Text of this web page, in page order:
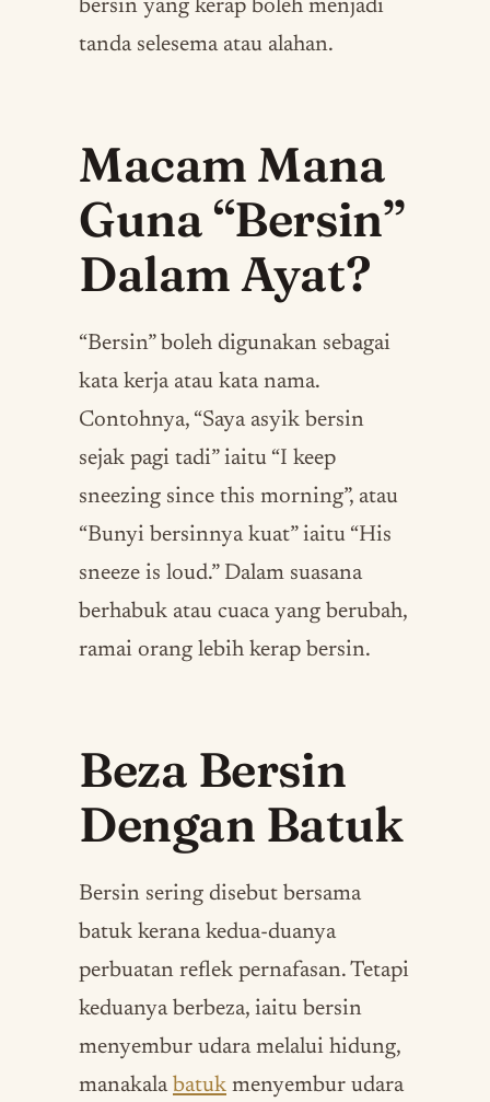
bersin yang kerap boleh menjadi
tanda selesema atau alahan.
Macam Mana
Guna “Bersin”
Dalam Ayat?
“Bersin” boleh digunakan sebagai
kata kerja atau kata nama.
Contohnya, “Saya asyik bersin
sejak pagi tadi” iaitu “I keep
sneezing since this morning”, atau
“Bunyi bersinnya kuat” iaitu “His
sneeze is loud.” Dalam suasana
berhabuk atau cuaca yang berubah,
ramai orang lebih kerap bersin.
Beza Bersin
Dengan Batuk
Bersin sering disebut bersama
batuk kerana kedua-duanya
perbuatan reflek pernafasan. Tetapi
keduanya berbeza, iaitu bersin
menyembur udara melalui hidung,
manakala batuk menyembur udara